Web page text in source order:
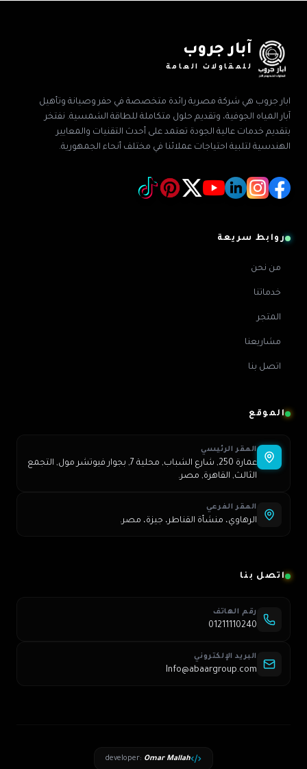
آبار جروب
للمقاولات العامة
ابار جروب هي شركة مصرية رائدة متخصصة في حفر وصيانة وتأهيل
آبار المياه الجوفية، وتقديم حلول متكاملة للطاقة الشمسية. نفتخر
بتقديم خدمات عالية الجودة تعتمد على أحدث التقنيات والمعايير
الهندسية لتلبية احتياجات عملائنا في مختلف أنحاء الجمهورية.
روابط سريعة
من نحن
خدماتنا
المتجر
مشاريعنا
اتصل بنا
الموقع
المقر الرئيسي
عمارة 250, شارع الشباب, محلية 7, بجوار فيوتشر مول, التجمع
الثالث, القاهرة, مصر.
المقر الفرعي
الرهاوي، منشأة القناطر، جيزة، مصر.
اتصل بنا
رقم الهاتف
01211110240
البريد الإلكتروني
Info@abaargroup.com
developer: Omar Mallah